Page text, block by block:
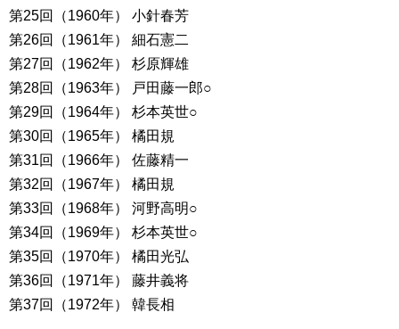
第25回（1960年） 小針春芳
第26回（1961年） 細石憲二
第27回（1962年） 杉原輝雄
第28回（1963年） 戸田藤一郎○
第29回（1964年） 杉本英世○
第30回（1965年） 橘田規
第31回（1966年） 佐藤精一
第32回（1967年） 橘田規
第33回（1968年） 河野高明○
第34回（1969年） 杉本英世○
第35回（1970年） 橘田光弘
第36回（1971年） 藤井義将
第37回（1972年） 韓長相